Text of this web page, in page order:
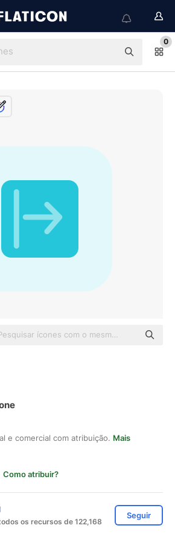
0
e comercial com atribuição. Mais
Como atribuir?
os recursos de 122,168
Seguir